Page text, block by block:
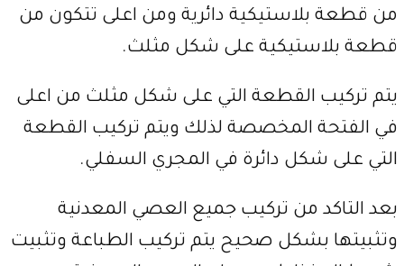
من قطعة بلاستيكية دائرية ومن اعلى تتكون من
قطعة بلاستيكية على شكل مثلث.
يتم تركيب القطعة التي على شكل مثلث من اعلى
في الفتحة المخصصة لذلك ويتم تركيب القطعة
التي على شكل دائرة في المجري السفلي.
بعد التاكد من تركيب جميع العصي المعدنية
وتثبيتها بشكل صحيح يتم تركيب الطباعة وتثبيت